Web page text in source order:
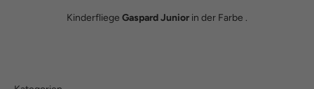
Kinderfliege Gaspard Junior in der Farbe .